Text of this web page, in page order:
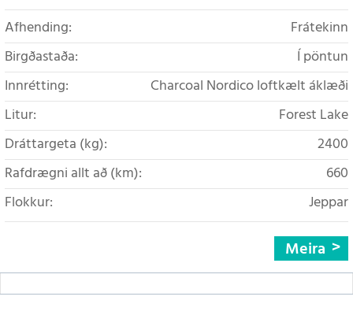
Afhending:
Frátekinn
Birgðastaða:
Í pöntun
Innrétting:
Charcoal Nordico loftkælt áklæði
Litur:
Forest Lake
Dráttargeta (kg):
2400
Rafdrægni allt að (km):
660
Flokkur:
Jeppar
Meira